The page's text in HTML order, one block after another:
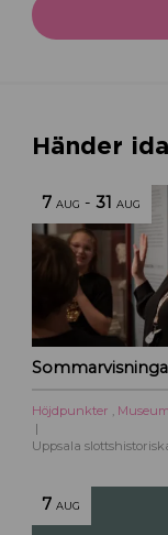
Händer
7 AUG -31 AUG
Höjdpunkter , Museum
Uppsala
7 AUG